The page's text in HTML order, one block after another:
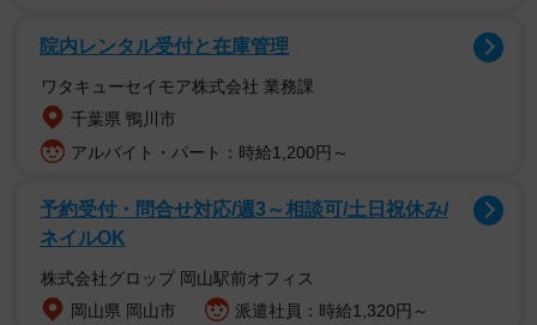
テレビで放映された「熊外傷」被害者のCT画像では、「中顔面」（グレ
ーの円の部分）と呼ばれる下まぶたから上唇にかけての顔面の皮膚や
肉、骨が激しく損傷していた。
院内レンタル受付と在庫管理
ワタキューセイモア株式会社 業務課
千葉県 鴨川市
アルバイト・パート：時給1,200円～
予約受付・問合せ対応/週3～相談可/土日祝休み/
ネイルOK
株式会社グロップ 岡山駅前オフィス
岡山県 岡山市
派遣社員：時給1,320円～